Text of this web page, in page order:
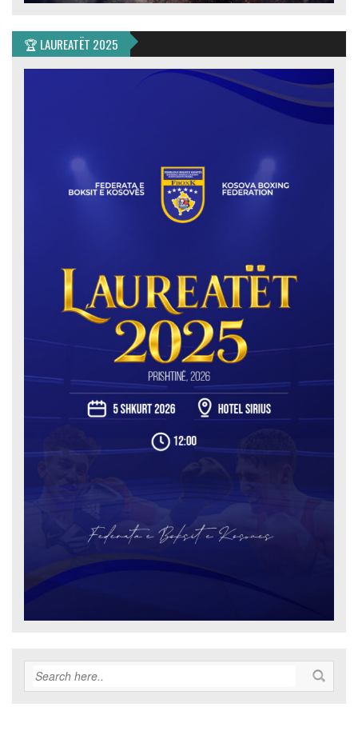
🏆 LAUREATËT 2025